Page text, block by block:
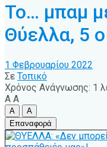
Το… μπαμ
Θύελλα, 5
1 Φεβρουαρίου 2022
Σε Τοπικό
Χρόνος Ανάγνωσης: 1
A A
A
A
Επαναφορά